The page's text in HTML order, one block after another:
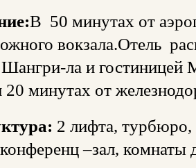
В 50 минутах от
вокзала.Отель
Шангри-ла и гостиницей
20 минутах от
2 лифта, турбюро,
–зал, комнаты